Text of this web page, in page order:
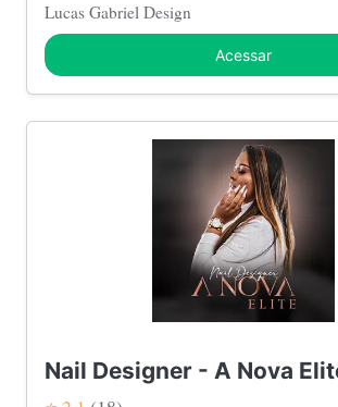
Lucas Gabriel Design
Acessar
Nail Designer - A Nova